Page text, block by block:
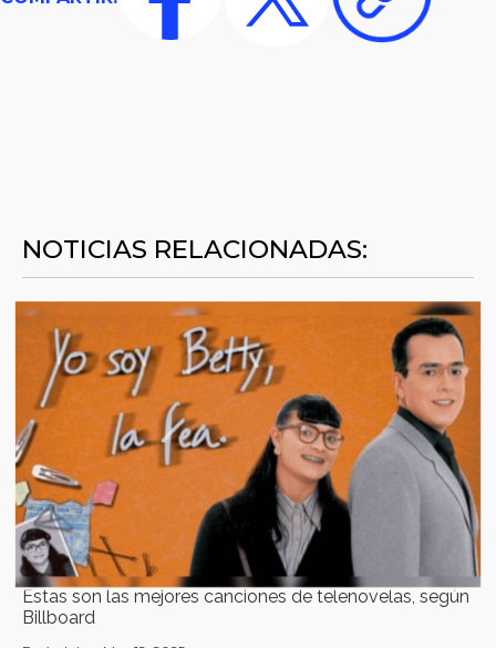
NOTICIAS RELACIONADAS:
Estas son las mejores canciones de telenovelas, según
Billboard